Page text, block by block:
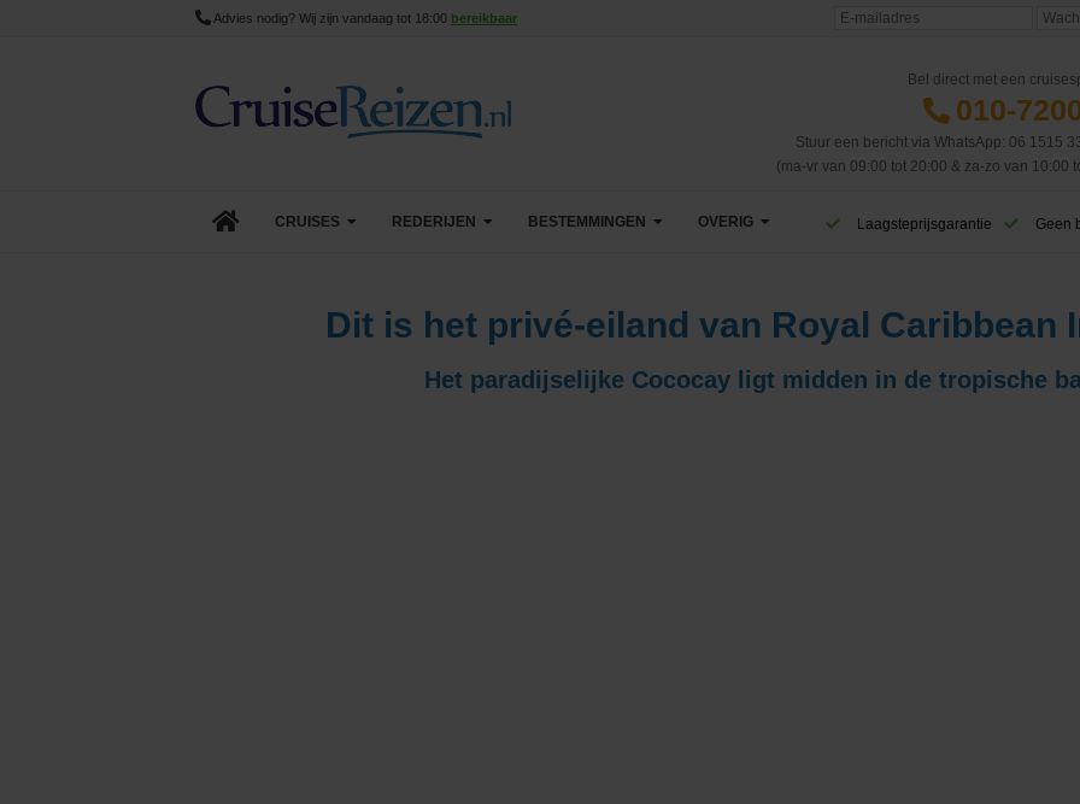
Advies nodig? Wij zijn vandaag tot 18:00 bereikbaar
Bel direct met een
010-
Stuur een bericht via WhatsApp: 06 1515
(ma-vr van 09:00 tot 20:00 & za-zo van 10:00
CRUISES
Aanbiedingen
REDERIJEN
Azamara
Carnival Cruise Line
BESTEMMINGEN
Azië
Canarische Eilanden
OVERIG
CruiseReizen TV
Blog
Laagsteprijsgarantie Geen
Dit is het privé-eiland van Royal Caribbean
Het paradijselijke Cococay ligt midden in de tropische